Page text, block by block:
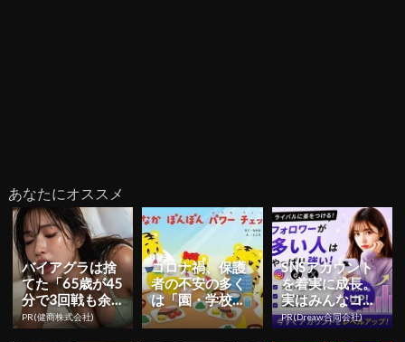
あなたにオススメ
バイアグラは捨
てた「65歳が45
分で3回戦も余
裕」1日31円で
朝まで絶好調！
PR(健商株式会社)
コロナ禍、保護
者の不安の多く
は「園・学校で
の行事が減って
いること」！？
SNSアカウント
を着実に成長。
実はみんなココ
使ってます。
PR(Dreaw合同会社)